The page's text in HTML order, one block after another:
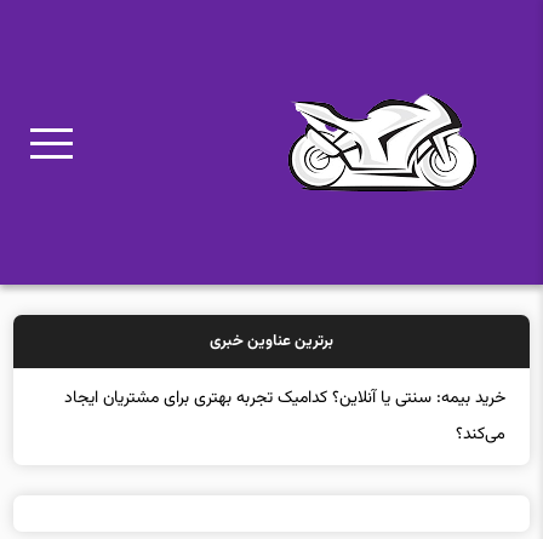
برترین عناوین خبری
خرید بیمه: سنتی یا آنلاین؟ کدامیک تجربه بهتری برای مشتریان ایجاد
می‌کند؟